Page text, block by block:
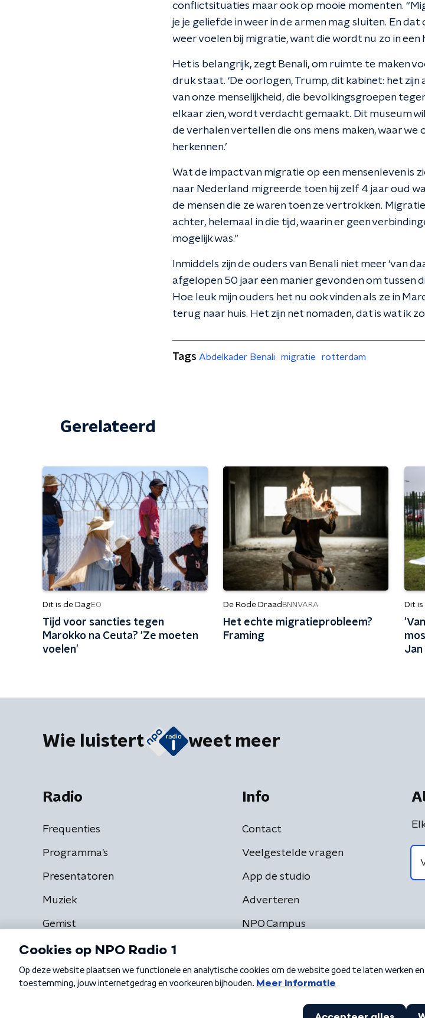
conflictsituaties maar ook op mooie momenten.
je je geliefde in weer in de armen mag sluiten. En
weer voelen bij migratie, want die wordt nu zo in een
Het is belangrijk, zegt Benali, om ruimte te maken
druk staat. ‘De oorlogen, Trump, dit kabinet: het
van onze menselijkheid, die bevolkingsgroepen
elkaar zien, wordt verdacht gemaakt. Dit museum
de verhalen vertellen die ons mens maken, waar we
herkennen.’
Wat de impact van migratie op een mensenleven is
naar Nederland migreerde toen hij zelf 4 jaar oud
de mensen die ze waren toen ze vertrokken.
achter, helemaal in die tijd, waarin er geen
mogelijk was.”
Inmiddels zijn de ouders van Benali niet meer ‘van
afgelopen 50 jaar een manier gevonden om tussen
Hoe leuk mijn ouders het nu ook vinden als ze in
terug naar huis. Het zijn net nomaden, dat is wat ik
Tags Abdelkader Benali migratie rotterdam
Gerelateerd
Dit is de DagEO
Tijd voor sancties tegen
Marokko na Ceuta? 'Ze moeten
voelen'
De Rode Draad BNNVARA
Het echte migratieprobleem?
Framing
Dit
Jan
Wie luistert weet meer
Radio
Frequenties
Programma's
Presentatoren
Muziek
Gemist
Info
Contact
Veelgestelde vragen
App de studio
Adverteren
NPO Campus
Algemene voorwaarden Privacybeleid